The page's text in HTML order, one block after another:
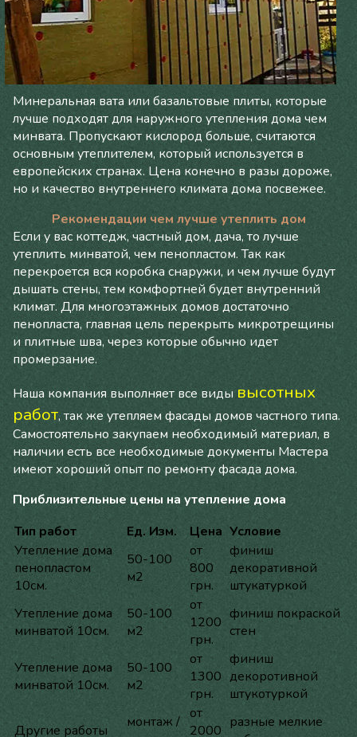
Минеральная вата или базальтовые плиты, которые
лучше подходят для наружного утепления дома чем
минвата. Пропускают кислород больше, считаются
основным утеплителем, который используется в
европейских странах. Цена конечно в разы дороже,
но и качество внутреннего климата дома посвежее.
Рекомендации чем лучше утеплить дом
Если у вас коттедж, частный дом, дача, то лучше
утеплить минватой, чем пенопластом. Так как
перекроется вся коробка снаружи, и чем лучше будут
дышать стены, тем комфортней будет внутренний
климат. Для многоэтажных домов достаточно
пенопласта, главная цель перекрыть микротрещины
и плитные шва, через которые обычно идет
промерзание.
Наша компания выполняет все виды высотных
работ, так же утепляем фасады домов частного типа.
Самостоятельно закупаем необходимый материал, в
наличии есть все необходимые документы Мастера
имеют хороший опыт по ремонту фасада дома.
Приблизительные цены на утепление дома
Тип работ
Ед. Изм. Цена Условие
Утепление дома
пенопластом
10см.
50-100
м2
от
800
грн.
финиш
декоративной
штукатуркой
Утепление дома
минватой 10см.
50-100
м2
от
1200
грн.
финиш покраской
стен
Утепление дома
минватой 10см.
50-100
м2
от
1300
грн.
финиш
декоротивной
штукотуркой
Другие работы
монтаж / от
2000 разные мелкие